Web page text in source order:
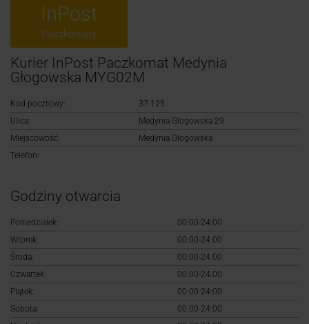
Logowanie
InPost
Paczkomaty
Kurier InPost Paczkomat Medynia
Głogowska MYG02M
Kod pocztowy:
37-125
Ulica:
Medynia Glogowska 29
Miejscowość:
Medynia Głogowska
Telefon:
Godziny otwarcia
Poniedziałek:
00:00-24:00
Wtorek:
00:00-24:00
Środa:
00:00-24:00
Czwartek:
00:00-24:00
Piątek:
00:00-24:00
Sobota:
00:00-24:00